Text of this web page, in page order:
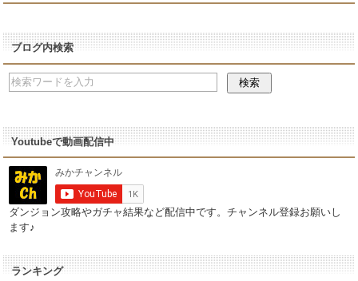
ブログ内検索
Youtubeで動画配信中
ダンジョン攻略やガチャ結果など配信中です。チャンネル登録お願いし
ます♪
ランキング